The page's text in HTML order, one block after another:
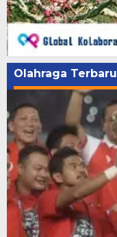
Olahraga Terbaru